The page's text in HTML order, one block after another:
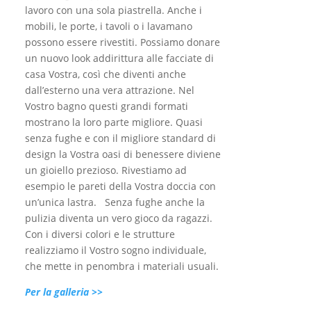
lavoro con una sola piastrella. Anche i
mobili, le porte, i tavoli o i lavamano
possono essere rivestiti. Possiamo donare
un nuovo look addirittura alle facciate di
casa Vostra, così che diventi anche
dall’esterno una vera attrazione. Nel
Vostro bagno questi grandi formati
mostrano la loro parte migliore. Quasi
senza fughe e con il migliore standard di
design la Vostra oasi di benessere diviene
un gioiello prezioso. Rivestiamo ad
esempio le pareti della Vostra doccia con
un’unica lastra. Senza fughe anche la
pulizia diventa un vero gioco da ragazzi.
Con i diversi colori e le strutture
realizziamo il Vostro sogno individuale,
che mette in penombra i materiali usuali.
Per la galleria >>